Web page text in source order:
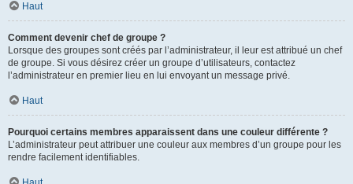
Haut
Comment devenir chef de groupe ?
Lorsque des groupes sont créés par l’administrateur, il leur est attribué un chef
de groupe. Si vous désirez créer un groupe d’utilisateurs, contactez
l’administrateur en premier lieu en lui envoyant un message privé.
Haut
Pourquoi certains membres apparaissent dans une couleur différente ?
L’administrateur peut attribuer une couleur aux membres d’un groupe pour les
rendre facilement identifiables.